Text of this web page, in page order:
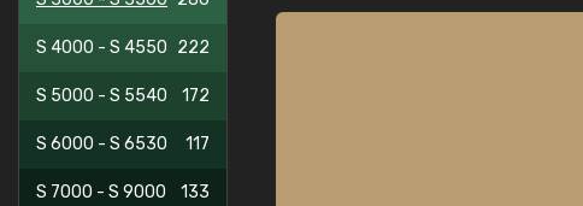
S 4000 - S 4550 222
S 5000 - S 5540 172
S 6000 - S 6530 117
S 7000 - S 9000 133